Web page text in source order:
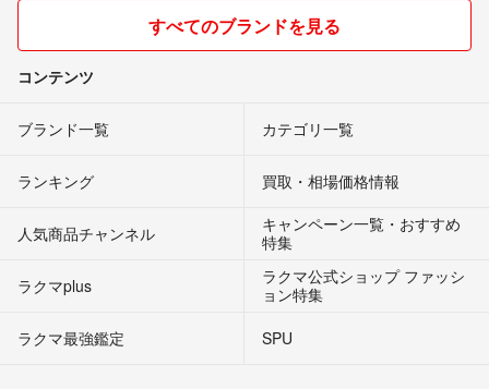
すべてのブランドを見る
コンテンツ
ブランド一覧 カテゴリ一覧
ランキング 買取・相場価格情報
人気商品チャンネル
キャンペーン一覧・おすすめ
特集
ラクマplus
ラクマ公式ショップ ファッシ
ョン特集
ラクマ最強鑑定
SPU